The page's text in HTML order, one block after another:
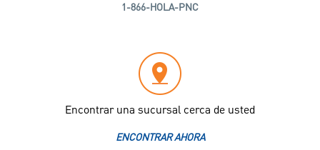
1-866-HOLA-PNC
Encontrar una sucursal cerca de usted
ENCONTRAR AHORA